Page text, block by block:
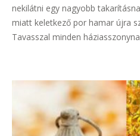
nekilátni egy nagyobb
miatt keletkező por hamar újra
Tavasszal minden